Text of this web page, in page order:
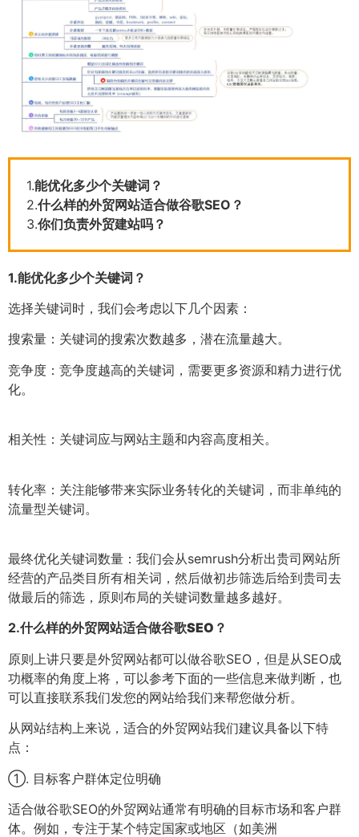
1.能优化多少个关键词？
2.什么样的外贸网站适合做谷歌SEO？
3.你们负责外贸建站吗？
1.能优化多少个关键词？
选择关键词时，我们会考虑以下几个因素：
搜索量：关键词的搜索次数越多，潜在流量越大。
竞争度：竞争度越高的关键词，需要更多资源和精力进行优
化。
相关性：关键词应与网站主题和内容高度相关。
转化率：关注能够带来实际业务转化的关键词，而非单纯的
流量型关键词。
最终优化关键词数量：我们会从semrush分析出贵司网站所
经营的产品类目所有相关词，然后做初步筛选后给到贵司去
做最后的筛选，原则布局的关键词数量越多越好。
2.什么样的外贸网站适合做谷歌SEO？
原则上讲只要是外贸网站都可以做谷歌SEO，但是从SEO成
功概率的角度上将，可以参考下面的一些信息来做判断，也
可以直接联系我们发您的网站给我们来帮您做分析。
从网站结构上来说，适合的外贸网站我们建议具备以下特
点：
①. 目标客户群体定位明确
适合做谷歌SEO的外贸网站通常有明确的目标市场和客户群
体。例如，专注于某个特定国家或地区（如美洲